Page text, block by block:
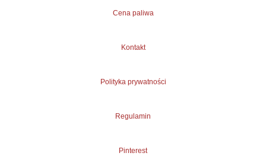
Cena paliwa
Kontakt
Polityka prywatności
Regulamin
Pinterest